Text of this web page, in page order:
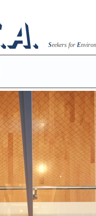
Seekers for E